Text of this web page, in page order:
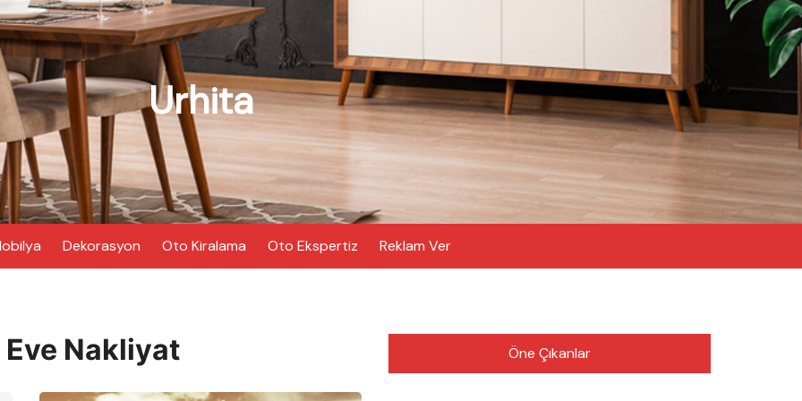
Urhita
Dekorasyon Oto Kiralama Oto Ekspertiz Reklam Ver
Nakliyat Öne Çıkanlar